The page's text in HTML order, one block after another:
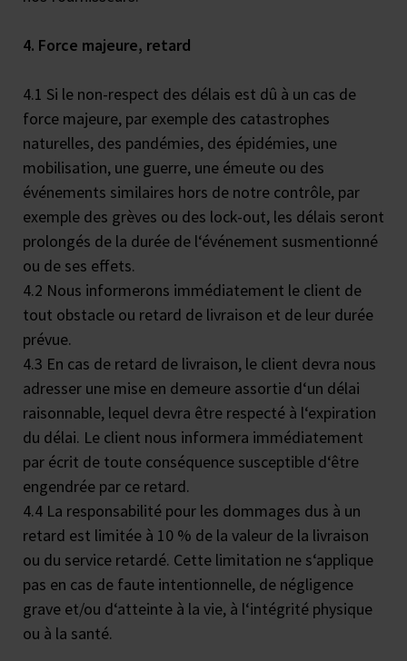
4. Force majeure, retard
4.1 Si le non-respect des délais est dû à un cas de
force majeure, par exemple des catastrophes
naturelles, des pandémies, des épidémies, une
mobilisation, une guerre, une émeute ou des
événements similaires hors de notre contrôle, par
exemple des grèves ou des lock-out, les délais seront
prolongés de la durée de l‘événement susmentionné
ou de ses effets.
4.2 Nous informerons immédiatement le client de
tout obstacle ou retard de livraison et de leur durée
prévue.
4.3 En cas de retard de livraison, le client devra nous
adresser une mise en demeure assortie d‘un délai
raisonnable, lequel devra être respecté à l‘expiration
du délai. Le client nous informera immédiatement
par écrit de toute conséquence susceptible d‘être
engendrée par ce retard.
4.4 La responsabilité pour les dommages dus à un
retard est limitée à 10 % de la valeur de la livraison
ou du service retardé. Cette limitation ne s‘applique
pas en cas de faute intentionnelle, de négligence
grave et/ou d‘atteinte à la vie, à l‘intégrité physique
ou à la santé.